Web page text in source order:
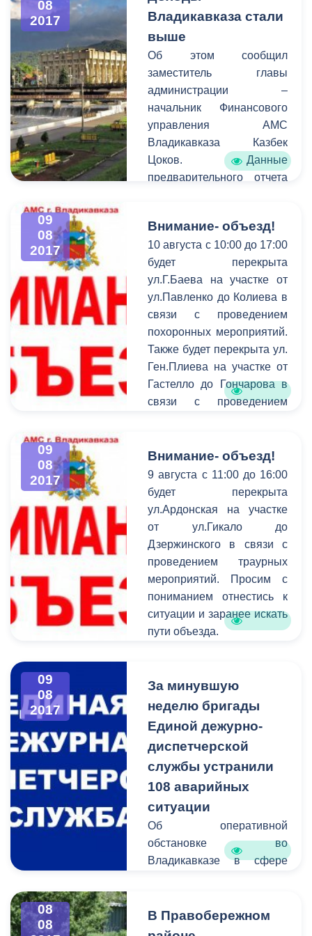
удовольствием
желающих стать частью
профилактики различных
правонарушений, в
столице Северной Осетии
началась установка камер
уличного
видеонаблюдения.
08
2017
Владикавказа стали
выше
Об этом сообщил
заместитель главы
администрации –
начальник Финансового
управления АМС
Владикавказа Казбек
Цоков. Данные
предварительного отчета
том, что собственные
доходы в городскую казну
увеличились в сравнении
с прошлым годом. Также,
по итогам проведенных
балансовых комиссий,
которые были созданы в
прошлом году по
инициативе главы АМС
г.Владикавказ Бориса
Албегова, выявлена
муниципальных
предприятий, что
является одним из
факторов увеличения
доходной части бюджета и
развития города.
09
08
2017
Внимание- объезд!
10 августа с 10:00 до 17:00
будет перекрыта
ул.Г.Баева на участке от
ул.Павленко до Колиева в
связи с проведением
похоронных мероприятий.
Также будет перекрыта ул.
Ген.Плиева на участке от
Гастелло до Гончарова в
связи с проведением
пониманием отнестись к
ситуации и заранее искать
пути объезда.
09
08
2017
Внимание- объезд!
9 августа с 11:00 до 16:00
будет перекрыта
ул.Ардонская на участке
от ул.Гикало до
Дзержинского в связи с
проведением траурных
мероприятий. Просим с
пониманием отнестись к
ситуации и заранее искать
пути объезда.
09
08
2017
За минувшую
неделю бригады
Единой дежурно-
диспетчерской
службы устранили
108 аварийных
ситуации
Об оперативной
обстановке во
Владикавказе в сфере
Единая дежурно-
диспетчерская служба.
08
08
В Правобережном